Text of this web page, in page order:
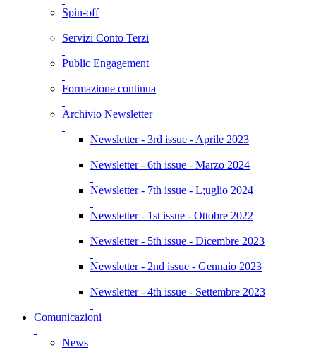
Spin-off
Servizi Conto Terzi
Public Engagement
Formazione continua
Archivio Newsletter
Newsletter - 3rd issue - Aprile 2023
Newsletter - 6th issue - Marzo 2024
Newsletter - 7th issue - L;uglio 2024
Newsletter - 1st issue - Ottobre 2022
Newsletter - 5th issue - Dicembre 2023
Newsletter - 2nd issue - Gennaio 2023
Newsletter - 4th issue - Settembre 2023
Comunicazioni
News